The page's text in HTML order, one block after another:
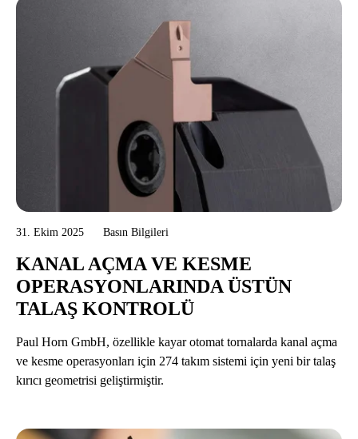
31. Ekim 2025 Basın Bilgileri
KANAL AÇMA VE KESME
OPERASYONLARINDA ÜSTÜN
TALAŞ KONTROLÜ
Paul Horn GmbH, özellikle kayar otomat tornalarda kanal açma
ve kesme operasyonları için 274 takım sistemi için yeni bir talaş
kırıcı geometrisi geliştirmiştir.